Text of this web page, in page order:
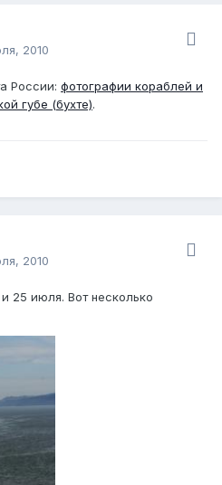
2010
России: фотографии кораблей и
губе (бухте).
2010
25 июля. Вот несколько